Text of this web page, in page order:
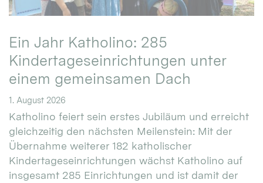
Ein Jahr Katholino: 285
Kindertageseinrichtungen unter
einem gemeinsamen Dach
1. August 2026
Katholino feiert sein erstes Jubiläum und erreicht
gleichzeitig den nächsten Meilenstein: Mit der
Übernahme weiterer 182 katholischer
Kindertageseinrichtungen wächst Katholino auf
insgesamt 285 Einrichtungen und ist damit der